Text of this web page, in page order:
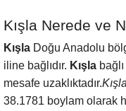
Kışla Nerede ve
Kışla Doğu Anadolu
iline bağlıdır. Kışla
mesafe uzaklıktadır.
38.1781 boylam olarak